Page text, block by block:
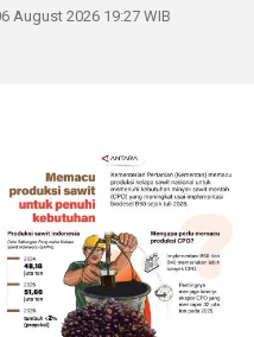
August 2026 19:27 WIB